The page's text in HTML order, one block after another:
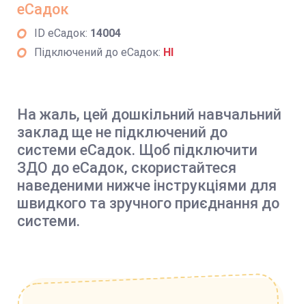
еСадок
ID еСадок: 14004
Підключений до еСадок: НІ
На жаль, цей дошкільний навчальний
заклад ще не підключений до
системи еСадок. Щоб підключити
ЗДО до еСадок, скористайтеся
наведеними нижче інструкціями для
швидкого та зручного приєднання до
системи.